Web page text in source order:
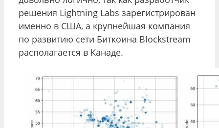
решения Lightning Labs зарегистрирован
именно в США, а крупнейшая компания
по развитию сети Биткоина Blockstream
располагается в Канаде.